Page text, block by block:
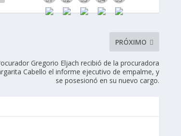
PRÓXIMO
Gregorio Eljach recibió de la procuradora
Cabello el informe ejecutivo de empalme, y
se posesionó en su nuevo cargo.